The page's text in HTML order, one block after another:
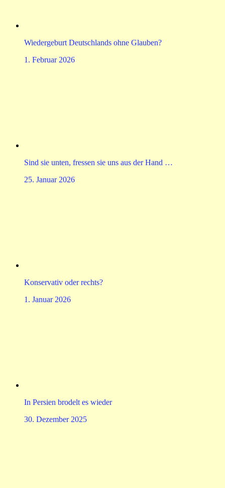
Wiedergeburt Deutschlands ohne Glauben?
1. Februar 2026
Sind sie unten, fressen sie uns aus der Hand …
25. Januar 2026
Konservativ oder rechts?
1. Januar 2026
In Persien brodelt es wieder
30. Dezember 2025